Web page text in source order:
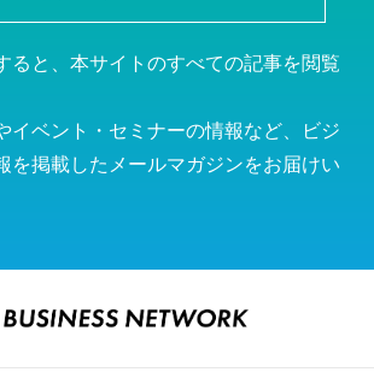
ると、本サイトのすべての記事を閲覧
イベント・セミナーの情報など、ビジ
を掲載したメールマガジンをお届けい